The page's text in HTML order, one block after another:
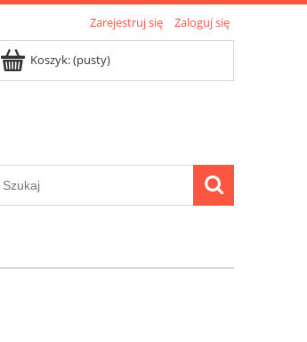
Zarejestruj się Zaloguj się
Koszyk:(pusty)